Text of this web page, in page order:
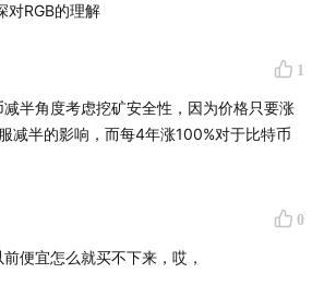
心化风险不足为惧
对RGB的理解
1
半角度考虑挖矿安全性，因为价格只要涨
减半的影响，而每4年涨100%对于比特币
0
便宜怎么就买不下来，哎，